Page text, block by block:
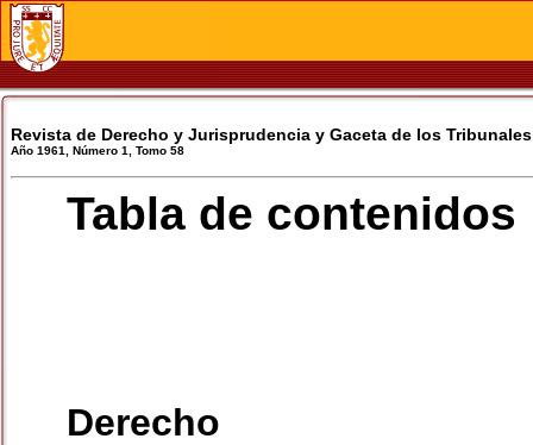
Revista de Derecho y Jurisprudencia y Gaceta de los Tribunales
Año 1961, Número 1, Tomo 58
Tabla de contenidos
Derecho